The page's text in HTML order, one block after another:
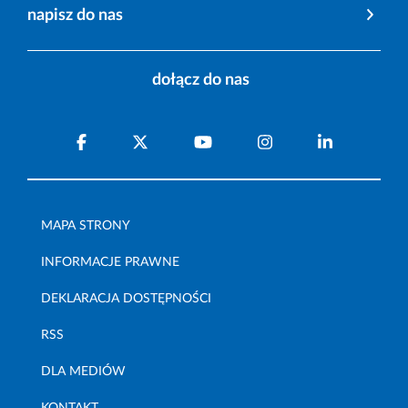
napisz do nas
dołącz do nas
MAPA STRONY
INFORMACJE PRAWNE
DEKLARACJA DOSTĘPNOŚCI
RSS
DLA MEDIÓW